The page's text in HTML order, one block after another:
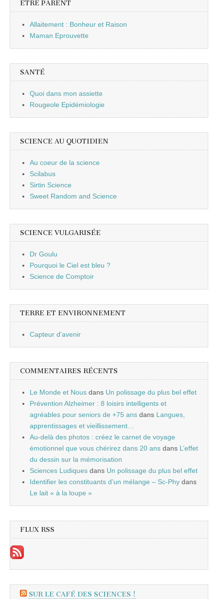
ETRE PARENT
Allaitement : Bonheur et Raison
Maman Eprouvette
SANTÉ
Quoi dans mon assiette
Rougeole Epidémiologie
SCIENCE AU QUOTIDIEN
Au coeur de la science
Scilabus
Sirtin Science
Sweet Random and Science
SCIENCE VULGARISÉE
Dr Goulu
Pourquoi le Ciel est bleu ?
Science de Comptoir
TERRE ET ENVIRONNEMENT
Capteur d'avenir
COMMENTAIRES RÉCENTS
Le Monde et Nous dans Un polissage du plus bel effet
Prévention Alzheimer : 8 loisirs intelligents et
agréables pour seniors de +75 ans dans Langues,
apprentissages et vieillissement…
Au-delà des photos : créez le carnet de voyage
émotionnel que vous chérirez dans 20 ans dans L’effet
du dessin sur la mémorisation
Sciences Ludiques dans Un polissage du plus bel effet
Identifier les constituants d’un mélange – Sc-Phy dans
Le lait « à la loupe »
FLUX RSS
SUR LE CAFÉ DES SCIENCES !